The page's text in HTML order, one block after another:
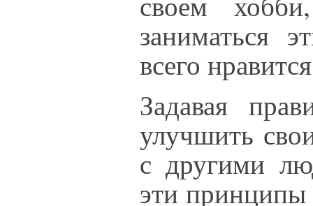
заниматься
всего
Задавая
улучшить
с другими
эти принципы